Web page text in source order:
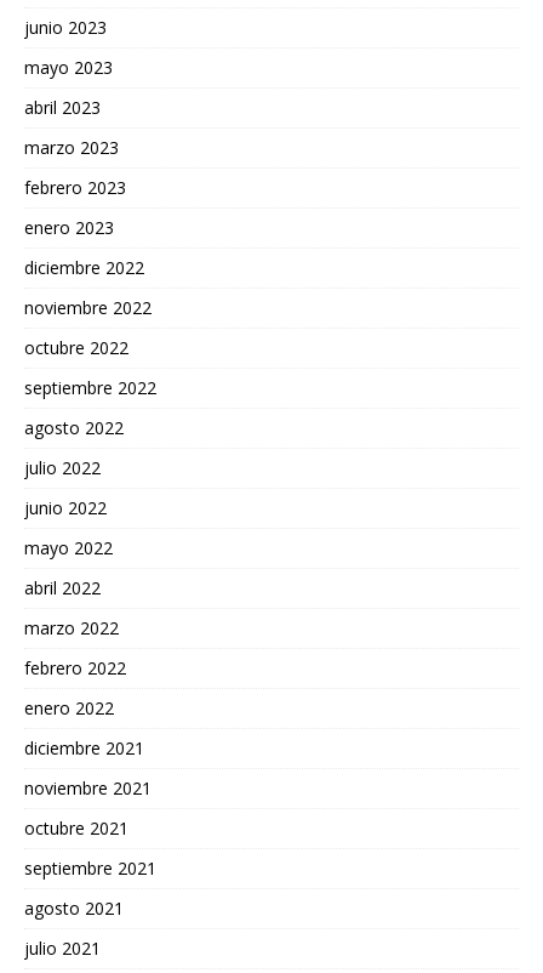
junio 2023
mayo 2023
abril 2023
marzo 2023
febrero 2023
enero 2023
diciembre 2022
noviembre 2022
octubre 2022
septiembre 2022
agosto 2022
julio 2022
junio 2022
mayo 2022
abril 2022
marzo 2022
febrero 2022
enero 2022
diciembre 2021
noviembre 2021
octubre 2021
septiembre 2021
agosto 2021
julio 2021